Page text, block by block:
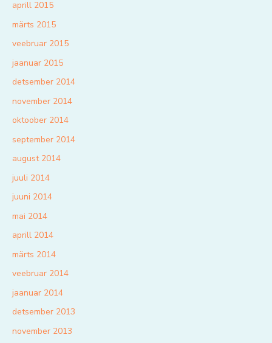
aprill 2015
märts 2015
veebruar 2015
jaanuar 2015
detsember 2014
november 2014
oktoober 2014
september 2014
august 2014
juuli 2014
juuni 2014
mai 2014
aprill 2014
märts 2014
veebruar 2014
jaanuar 2014
detsember 2013
november 2013